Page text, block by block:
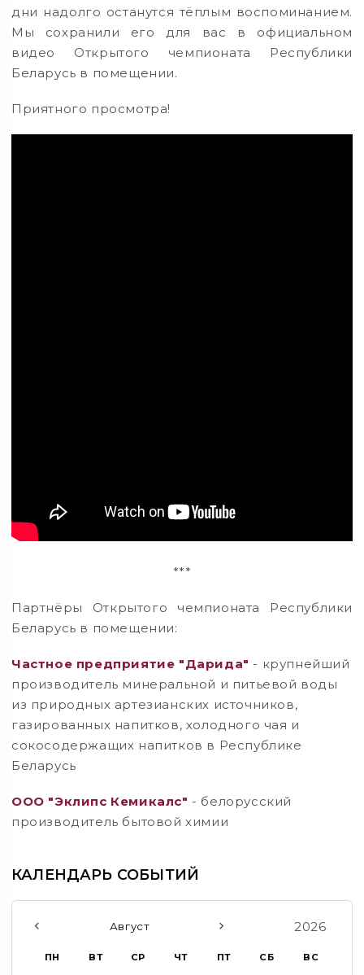
дни надолго останутся тёплым воспоминанием.
Мы сохранили его для вас в официальном
видео Открытого чемпионата Республики
Беларусь в помещении.
Приятного просмотра!
***
Партнёры Открытого чемпионата Республики
Беларусь в помещении:
Частное предприятие "Дарида" - крупнейший
производитель минеральной и питьевой воды
из природных артезианских источников,
газированных напитков, холодного чая и
сокосодержащих напитков в Республике
Беларусь
ООО "Эклипс Кемикалс" - белорусский
производитель бытовой химии
КАЛЕНДАРЬ СОБЫТИЙ
Август 2026
ПН ВТ СР ЧТ ПТ СБ ВС